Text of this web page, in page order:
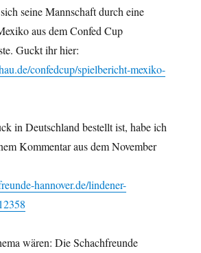
seine Mannschaft durch eine
aus dem Confed Cup
Guckt ihr hier:
confedcup/spielbericht-mexiko-
in Deutschland bestellt ist, habe ich
Kommentar aus dem November
hannover.de/lindener-
wären: Die Schachfreunde